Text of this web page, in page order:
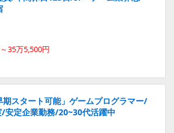
35万5,500円
期スタート可能」ゲームプログラマー/
安定企業勤務/20~30代活躍中